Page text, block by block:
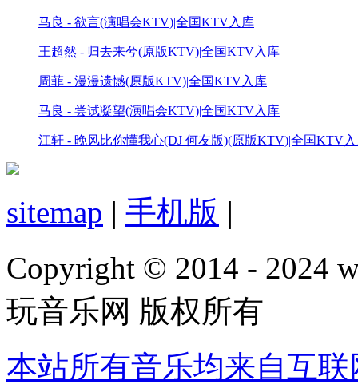
马良 - 欲言(演唱会KTV)|全国KTV入库
王超然 - 归去来兮(原版KTV)|全国KTV入库
周菲 - 漫漫遗憾(原版KTV)|全国KTV入库
马良 - 尝试凝望(演唱会KTV)|全国KTV入库
江轩 - 晚风比你懂我心(DJ 何友版)(原版KTV)|全国KTV
sitemap | 手机版 |
Copyright © 2014 - 2024
玩音乐网 版权所有
本站所有音乐均来自互